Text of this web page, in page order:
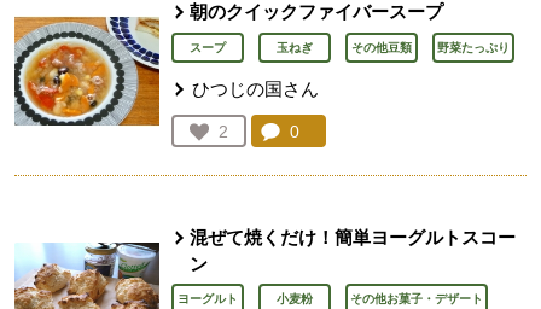
朝のクイックファイバースープ
スープ 玉ねぎ その他豆類 野菜たっぷり
ひつじの国さん
お気に入り登録：
2
人が登録
コメント：
0
混ぜて焼くだけ！簡単ヨーグルトスコー
ン
ヨーグルト 小麦粉 その他お菓子・デザート